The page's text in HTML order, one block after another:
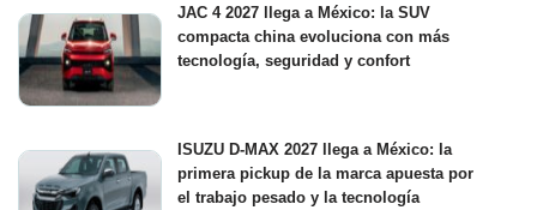
JAC 4 2027 llega a México: la SUV
compacta china evoluciona con más
tecnología, seguridad y confort
ISUZU D-MAX 2027 llega a México: la
primera pickup de la marca apuesta por
el trabajo pesado y la tecnología